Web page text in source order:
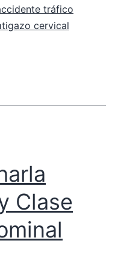
tráfico
cervical
Clase